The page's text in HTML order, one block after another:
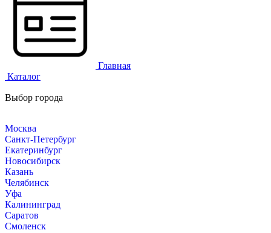
Главная
Каталог
Выбор города
Москва
Санкт-Петербург
Екатеринбург
Новосибирск
Казань
Челябинск
Уфа
Калининград
Саратов
Смоленск